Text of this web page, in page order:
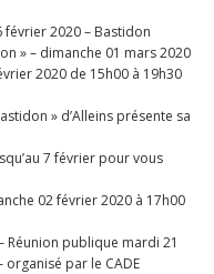
février 2020 – Bastidon
» – dimanche 01 mars 2020
2020 de 15h00 à 19h30
» d’Alleins présente sa
7 février pour vous
02 février 2020 à 17h00
Réunion publique mardi 21
organisé par le CADE